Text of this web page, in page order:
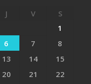
J V
S
1
6 7
8
13 14
15
20 21
22